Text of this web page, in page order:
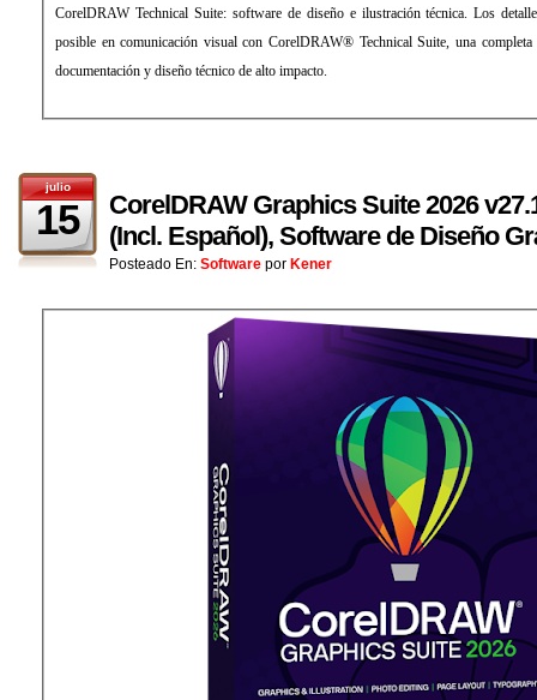
CorelDRAW Technical Suite: software de diseño e ilustración técnica. Los
posible en comunicación visual con CorelDRAW® Technical Suite, una completa
documentación y diseño técnico de alto impacto.
julio
15
CorelDRAW Graphics Suite 2026
(Incl. Español), Software de Diseño
Posteado En: Software por Kener